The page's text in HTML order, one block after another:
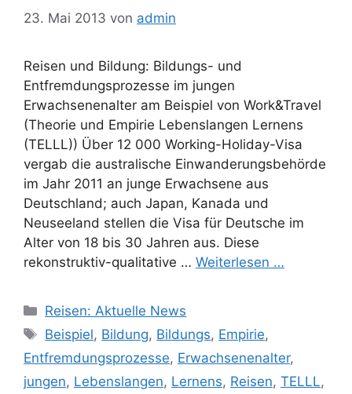
23. Mai 2013 von admin
Reisen und Bildung: Bildungs- und
Entfremdungsprozesse im jungen
Erwachsenenalter am Beispiel von Work&Travel
(Theorie und Empirie Lebenslangen Lernens
(TELLL)) Über 12 000 Working-Holiday-Visa
vergab die australische Einwanderungsbehörde
im Jahr 2011 an junge Erwachsene aus
Deutschland; auch Japan, Kanada und
Neuseeland stellen die Visa für Deutsche im
Alter von 18 bis 30 Jahren aus. Diese
rekonstruktiv-qualitative … Weiterlesen …
Kategorien
Reisen: Aktuelle News
Schlagwörter
Beispiel, Bildung, Bildungs, Empirie,
Entfremdungsprozesse, Erwachsenenalter,
jungen, Lebenslangen, Lernens, Reisen, TELLL,